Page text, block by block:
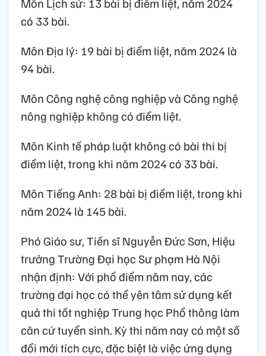
có 33 bài.
Môn Địa lý: 19 bài bị điểm liệt, năm 2024 là
94 bài.
Môn Công nghệ công nghiệp và Công nghệ
nông nghiệp không có điểm liệt.
Môn Kinh tế pháp luật không có bài thi bị
điểm liệt, trong khi năm 2024 có 33 bài.
Môn Tiếng Anh: 28 bài bị điểm liệt, trong khi
năm 2024 là 145 bài.
Phó Giáo sư, Tiến sĩ Nguyễn Đức Sơn, Hiệu
trưởng Trường Đại học Sư phạm Hà Nội
nhận định: Với phổ điểm năm nay, các
trường đại học có thể yên tâm sử dụng kết
quả thi tốt nghiệp Trung học Phổ thông làm
căn cứ tuyển sinh. Kỳ thi năm nay có một số
đổi mới tích cực, đặc biệt là việc ứng dụng